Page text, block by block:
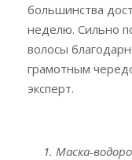
большинства
неделю. Сильно
волосы
грамотным
эксперт.
1. Маска-